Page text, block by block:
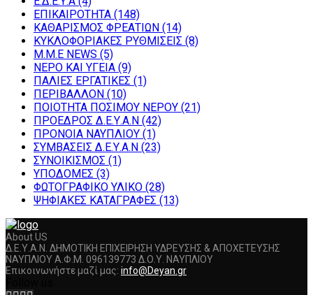
ΕΠΙΚΑΙΡΟΤΗΤΑ (148)
ΚΑΘΑΡΙΣΜΟΣ ΦΡΕΑΤΙΩΝ (14)
ΚΥΚΛΟΦΟΡΙΑΚΕΣ ΡΥΘΜΙΣΕΙΣ (8)
Μ.Μ.Ε NEWS (5)
ΝΕΡΟ ΚΑΙ ΥΓΕΙΑ (9)
ΠΑΛΙΕΣ ΕΡΓΑΤΙΚΕΣ (1)
ΠΕΡΙΒΑΛΛΟΝ (10)
ΠΟΙΟΤΗΤΑ ΠΟΣΙΜΟΥ ΝΕΡΟΥ (21)
ΠΡΟΕΔΡΟΣ Δ.Ε.Υ.Α.Ν (42)
ΠΡΟΝΟΙΑ ΝΑΥΠΛΙΟΥ (1)
ΣΥΜΒΑΣΕΙΣ Δ.Ε.Υ.Α.Ν (23)
ΣΥΝΟΙΚΙΣΜΟΣ (1)
ΥΠΟΔΟΜΕΣ (3)
ΦΩΤΟΓΡΑΦΙΚΟ ΥΛΙΚΟ (28)
ΨΗΦΙΑΚΕΣ ΚΑΤΑΓΡΑΦΕΣ (13)
About US
Δ.Ε.Υ.Α.Ν. ΔΗΜΟΤΙΚΗ ΕΠΙΧΕΙΡΗΣΗ ΥΔΡΕΥΣΗΣ & ΑΠΟΧΕΤΕΥΣΗΣ
ΝΑΥΠΛΙΟΥ Α.Φ.Μ. 096139773 Δ.Ο.Υ. ΝΑΥΠΛΙΟΥ
Επικοινωνήστε μαζί μας: info@Deyan.gr